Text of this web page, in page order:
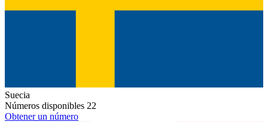
Suecia
Números disponibles 22
Obtener un número